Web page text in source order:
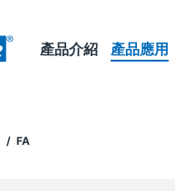
產品介紹 產品應用
/ FA